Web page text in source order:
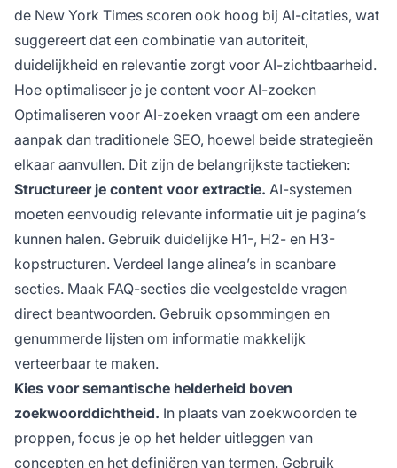
de New York Times scoren ook hoog bij AI-citaties, wat
suggereert dat een combinatie van autoriteit,
duidelijkheid en relevantie zorgt voor AI-zichtbaarheid.
Hoe optimaliseer je je content voor AI-zoeken
Optimaliseren voor AI-zoeken vraagt om een andere
aanpak dan traditionele SEO, hoewel beide strategieën
elkaar aanvullen. Dit zijn de belangrijkste tactieken:
Structureer je content voor extractie. AI-systemen
moeten eenvoudig relevante informatie uit je pagina’s
kunnen halen. Gebruik duidelijke H1-, H2- en H3-
kopstructuren. Verdeel lange alinea’s in scanbare
secties. Maak FAQ-secties die veelgestelde vragen
direct beantwoorden. Gebruik opsommingen en
genummerde lijsten om informatie makkelijk
verteerbaar te maken.
Kies voor semantische helderheid boven
zoekwoorddichtheid. In plaats van zoekwoorden te
proppen, focus je op het helder uitleggen van
concepten en het definiëren van termen. Gebruik